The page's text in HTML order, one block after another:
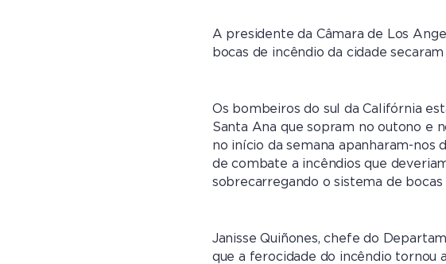
A presidente da Câmara de Los
bocas de incêndio da cidade
Os bombeiros do sul da Califórnia
Santa Ana que sopram no outono e
no início da semana apanharam-nos
de combate a incêndios que
sobrecarregando o sistema de bocas
Janisse Quiñones, chefe do
que a ferocidade do incêndio tornou